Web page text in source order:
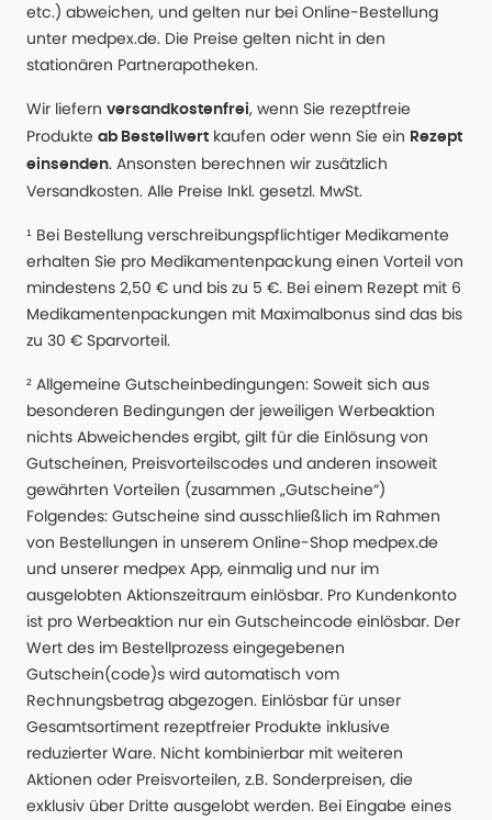
etc.) abweichen, und gelten nur bei Online-Bestellung
unter medpex.de. Die Preise gelten nicht in den
stationären Partnerapotheken.
Wir liefern versandkostenfrei, wenn Sie rezeptfreie
Produkte ab Bestellwert kaufen oder wenn Sie ein Rezept
einsenden. Ansonsten berechnen wir zusätzlich
Versandkosten. Alle Preise Inkl. gesetzl. MwSt.
¹ Bei Bestellung verschreibungspflichtiger Medikamente
erhalten Sie pro Medikamentenpackung einen Vorteil von
mindestens 2,50 € und bis zu 5 €. Bei einem Rezept mit 6
Medikamentenpackungen mit Maximalbonus sind das bis
zu 30 € Sparvorteil.
² Allgemeine Gutscheinbedingungen: Soweit sich aus
besonderen Bedingungen der jeweiligen Werbeaktion
nichts Abweichendes ergibt, gilt für die Einlösung von
Gutscheinen, Preisvorteilscodes und anderen insoweit
gewährten Vorteilen (zusammen „Gutscheine“)
Folgendes: Gutscheine sind ausschließlich im Rahmen
von Bestellungen in unserem Online-Shop medpex.de
und unserer medpex App, einmalig und nur im
ausgelobten Aktionszeitraum einlösbar. Pro Kundenkonto
ist pro Werbeaktion nur ein Gutscheincode einlösbar. Der
Wert des im Bestellprozess eingegebenen
Gutschein(code)s wird automatisch vom
Rechnungsbetrag abgezogen. Einlösbar für unser
Gesamtsortiment rezeptfreier Produkte inklusive
reduzierter Ware. Nicht kombinierbar mit weiteren
Aktionen oder Preisvorteilen, z.B. Sonderpreisen, die
exklusiv über Dritte ausgelobt werden. Bei Eingabe eines